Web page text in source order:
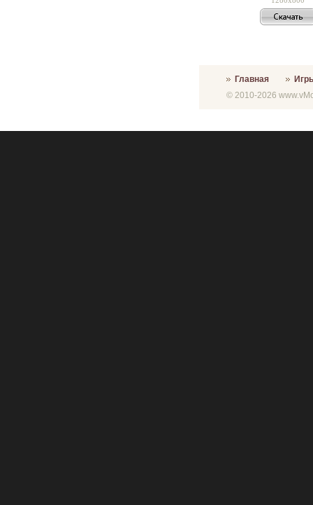
Главная
© 2010-2026